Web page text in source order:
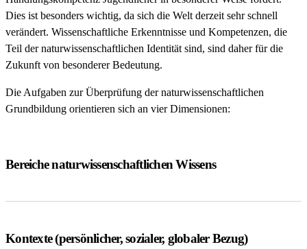
Dies ist besonders wichtig, da sich die Welt derzeit sehr schnell
verändert. Wissenschaftliche Erkenntnisse und Kompetenzen, die
Teil der naturwissenschaftlichen Identität sind, sind daher für die
Zukunft von besonderer Bedeutung.
Die Aufgaben zur Überprüfung der naturwissenschaftlichen
Grundbildung orientieren sich an vier Dimensionen:
Bereiche naturwissenschaftlichen Wissens
Kontexte (persönlicher, sozialer, globaler Bezug)